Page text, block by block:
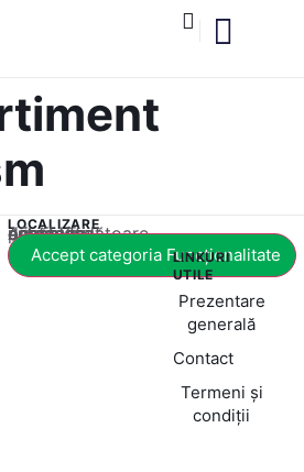
LOCALIZARE
Acest conținut este blocat până când acceptați categoria corespunzătoare de cookie-uri.
Accept categoria Funcționalitate
LINKURI
UTILE
Prezentare
generală
Contact
Termeni și
condiții